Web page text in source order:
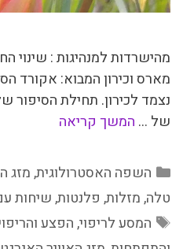
מהישרדות למנהיגות : שינוי
מארס וכירון המבוא: אקורד
נצמד לכירון. תחילת הסיפור
של … המשך קריאה
קטגוריות
השפה האסטרולוגית,מזג
טלה,מזלות, פלנטות,שיחות
תגיות
המסע לריפוי,הפצע